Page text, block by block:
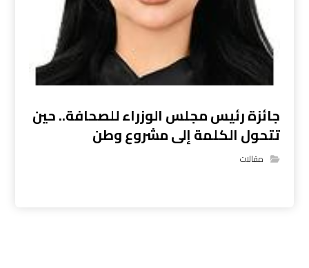
جائزة رئيس مجلس الوزراء للصحافة.. حين
تتحول الكلمة إلى مشروع وطن
مقالات